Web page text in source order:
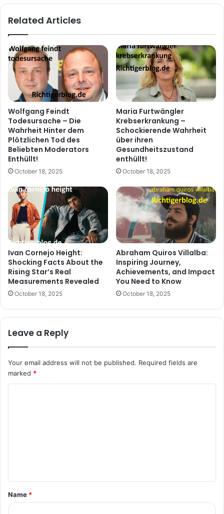
Related Articles
Wolfgang Feindt
Todesursache – Die
Wahrheit Hinter dem
Plötzlichen Tod des
Beliebten Moderators
Enthüllt!
October 18, 2025
Maria Furtwängler
Krebserkrankung –
Schockierende Wahrheit
über ihren
Gesundheitszustand
enthüllt!
October 18, 2025
Ivan Cornejo Height:
Shocking Facts About the
Rising Star’s Real
Measurements Revealed
October 18, 2025
Abraham Quiros Villalba:
Inspiring Journey,
Achievements, and Impact
You Need to Know
October 18, 2025
Leave a Reply
Your email address will not be published. Required fields are
marked *
t
*
Name *